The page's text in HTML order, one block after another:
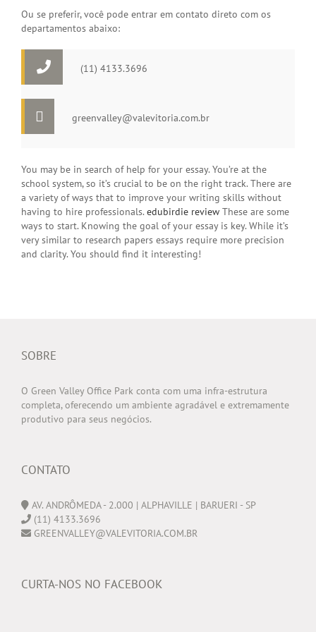
Ou se preferir, você pode entrar em contato direto com os
departamentos abaixo:
(11) 4133.3696
greenvalley@valevitoria.com.br
You may be in search of help for your essay. You’re at the
school system, so it’s crucial to be on the right track. There are
a variety of ways that to improve your writing skills without
having to hire professionals. edubirdie review These are some
ways to start. Knowing the goal of your essay is key. While it’s
very similar to research papers essays require more precision
and clarity. You should find it interesting!
SOBRE
O Green Valley Office Park conta com uma infra-estrutura
completa, oferecendo um ambiente agradável e extremamente
produtivo para seus negócios.
CONTATO
AV. ANDRÔMEDA - 2.000 | ALPHAVILLE | BARUERI - SP
(11) 4133.3696
GREENVALLEY@VALEVITORIA.COM.BR
CURTA-NOS NO FACEBOOK